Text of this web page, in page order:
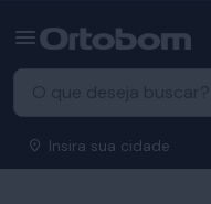
Insira sua cidade